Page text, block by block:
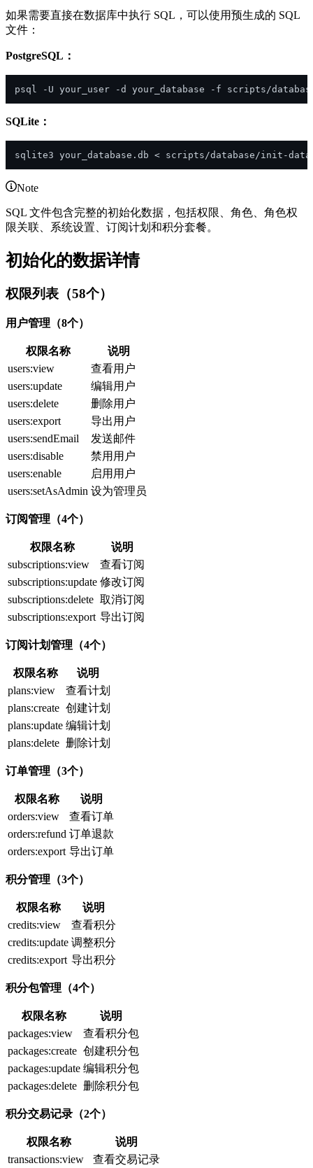
如果需要直接在数据库中执行 SQL，可以使用预生成的 SQL
文件：
PostgreSQL：
SQLite：
Note
SQL 文件包含完整的初始化数据，包括权限、角色、角色权
限关联、系统设置、订阅计划和积分套餐。
初始化的数据详情
权限列表（58个）
用户管理（8个）
权限名称
说明
users:view
查看用户
users:update
编辑用户
users:delete
删除用户
users:export
导出用户
users:sendEmail
发送邮件
users:disable
禁用用户
users:enable
启用用户
users:setAsAdmin 设为管理员
订阅管理（4个）
权限名称
说明
subscriptions:view
查看订阅
subscriptions:update 修改订阅
subscriptions:delete 取消订阅
subscriptions:export 导出订阅
订阅计划管理（4个）
权限名称
说明
plans:view
查看计划
plans:create 创建计划
plans:update 编辑计划
plans:delete 删除计划
订单管理（3个）
权限名称
说明
orders:view
查看订单
orders:refund 订单退款
orders:export 导出订单
积分管理（3个）
权限名称
说明
credits:view
查看积分
credits:update 调整积分
credits:export 导出积分
积分包管理（4个）
权限名称
说明
packages:view
查看积分包
packages:create 创建积分包
packages:update 编辑积分包
packages:delete 删除积分包
积分交易记录（2个）
权限名称
说明
transactions:view
查看交易记录